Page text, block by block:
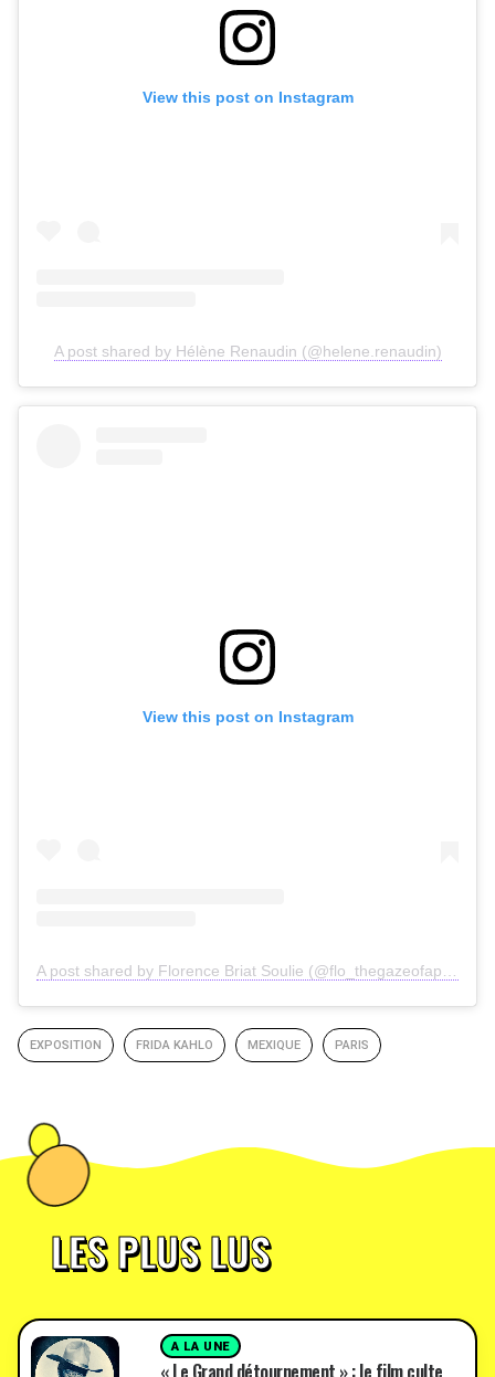
View this post on Instagram
A post shared by Hélène Renaudin (@helene.renaudin)
View this post on Instagram
EXPOSITION FRIDA KAHLO MEXIQUE PARIS
LES PLUS LUS
A LA UNE
« Le Grand détournement » : le film culte